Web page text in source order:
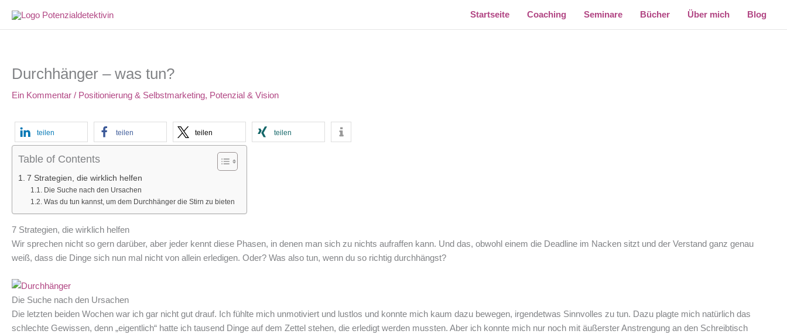
Inhalt
Startseite Coaching Seminare Bücher Über mich Blog
Durchhänger – was tun?
Ein Kommentar / Positionierung & Selbstmarketing, Potenzial & Vision
teilen teilen teilen teilen
Table of Contents
7 Strategien, die wirklich helfen
Die Suche nach den Ursachen
Was du tun kannst, um dem Durchhänger die Stirn zu bieten
7 Strategien, die wirklich helfen
Wir sprechen nicht so gern darüber, aber jeder kennt diese Phasen, in denen man sich zu nichts aufraffen kann. Und das, obwohl einem die Deadline im Nacken sitzt und der Verstand ganz genau
weiß, dass die Dinge sich nun mal nicht von allein erledigen. Oder? Was also tun, wenn du so richtig durchhängst?
Die Suche nach den Ursachen
Die letzten beiden Wochen war ich gar nicht gut drauf. Ich fühlte mich unmotiviert und lustlos und konnte mich kaum dazu bewegen, irgendetwas Sinnvolles zu tun. Dazu plagte mich natürlich das
schlechte Gewissen, denn „eigentlich“ hatte ich tausend Dinge auf dem Zettel stehen, die erledigt werden mussten. Aber ich konnte mich nur noch mit äußerster Anstrengung an den Schreibtisch